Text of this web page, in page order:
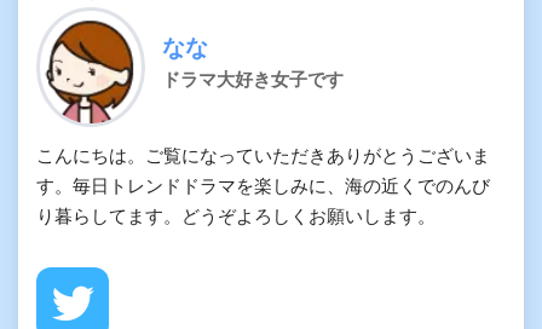
なな
ドラマ大好き女子です
こんにちは。ご覧になっていただきありがとうございま
す。毎日トレンドドラマを楽しみに、海の近くでのんび
り暮らしてます。どうぞよろしくお願いします。